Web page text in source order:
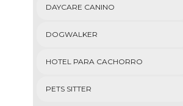
DAYCARE CANINO
DOGWALKER
HOTEL PARA CACHORRO
PETS SITTER